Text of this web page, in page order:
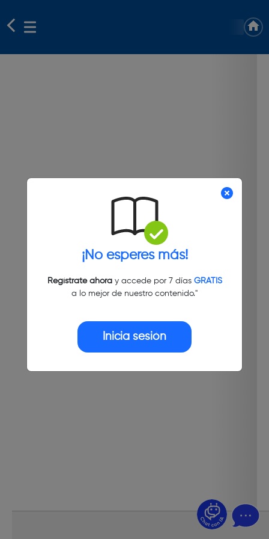
¡No esperes más!
Regístrate ahoray accede por 7 días GRATIS
a lo mejor de nuestro contenido."
Inicia sesión